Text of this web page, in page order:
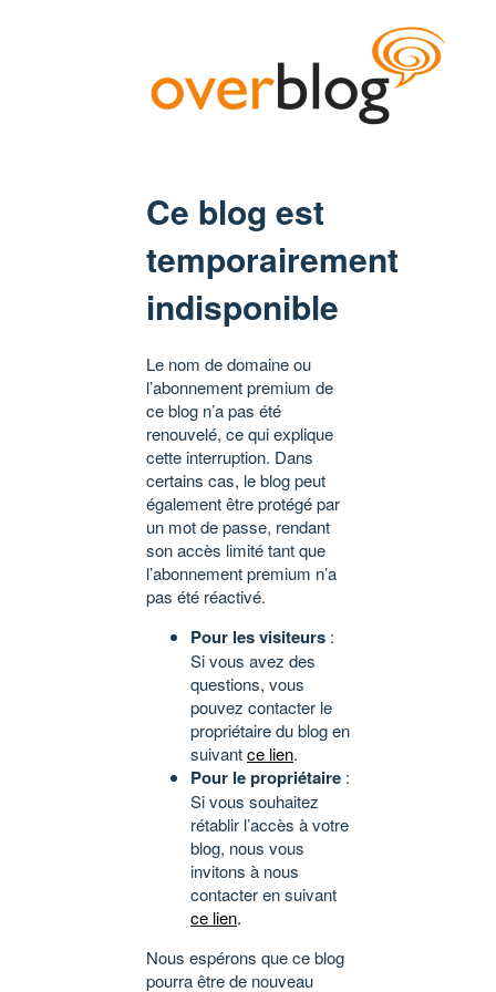
Ce blog est
temporairement
indisponible
Le nom de domaine ou
l’abonnement premium de
ce blog n’a pas été
renouvelé, ce qui explique
cette interruption. Dans
certains cas, le blog peut
également être protégé par
un mot de passe, rendant
son accès limité tant que
l’abonnement premium n’a
pas été réactivé.
Pour les visiteurs :
Si vous avez des
questions, vous
pouvez contacter le
propriétaire du blog en
suivantce lien.
Pour le propriétaire :
Si vous souhaitez
rétablir l’accès à votre
blog, nous vous
invitons à nous
contacter en suivant
ce lien.
Nous espérons que ce blog
pourra être de nouveau